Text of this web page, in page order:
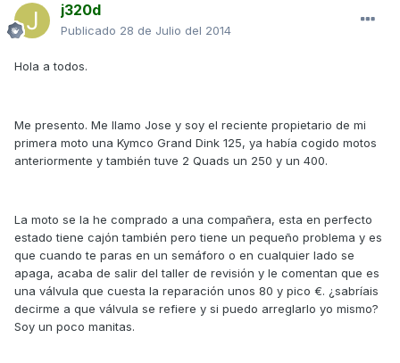
j320d
Publicado 28 de Julio del 2014
Hola a todos.
Me presento. Me llamo Jose y soy el reciente propietario de mi
primera moto una Kymco Grand Dink 125, ya había cogido motos
anteriormente y también tuve 2 Quads un 250 y un 400.
La moto se la he comprado a una compañera, esta en perfecto
estado tiene cajón también pero tiene un pequeño problema y es
que cuando te paras en un semáforo o en cualquier lado se
apaga, acaba de salir del taller de revisión y le comentan que es
una válvula que cuesta la reparación unos 80 y pico €. ¿sabríais
decirme a que válvula se refiere y si puedo arreglarlo yo mismo?
Soy un poco manitas.